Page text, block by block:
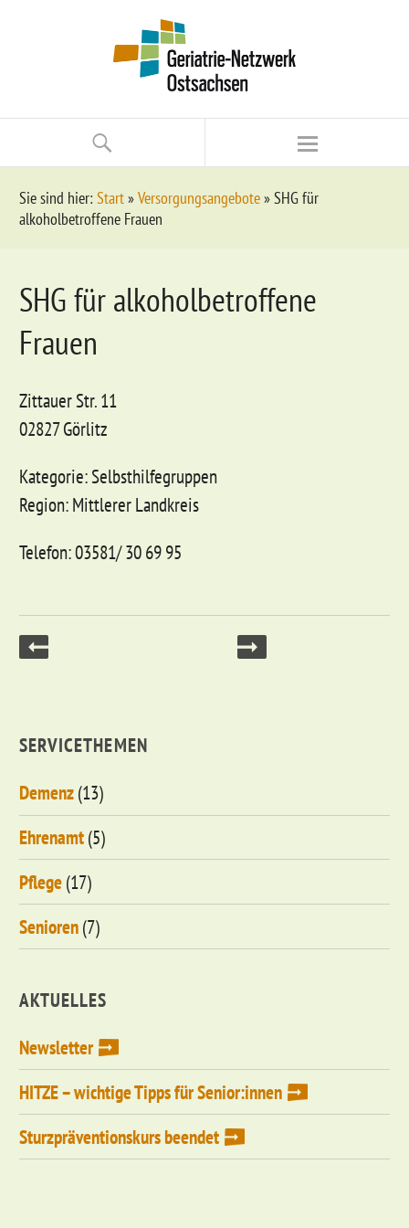
Sie sind hier: Start»Versorgungsangebote»SHG für
alkoholbetroffene Frauen
SHG für alkoholbetroffene
Frauen
Zittauer Str. 11
02827 Görlitz
Kategorie: Selbsthilfegruppen
Region: Mittlerer Landkreis
Telefon: 03581/ 30 69 95
SERVICETHEMEN
Demenz(13)
Ehrenamt(5)
Pflege(17)
Senioren(7)
AKTUELLES
Newsletter
HITZE – wichtige Tipps für Senior:innen
Sturzpräventionskurs beendet